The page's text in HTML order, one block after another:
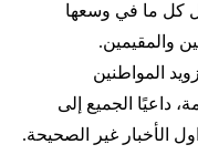
كل ما في وسعها
والمقيمين.
المواطنين
داعيًا الجميع إلى
الأخبار غير الصحيحة.